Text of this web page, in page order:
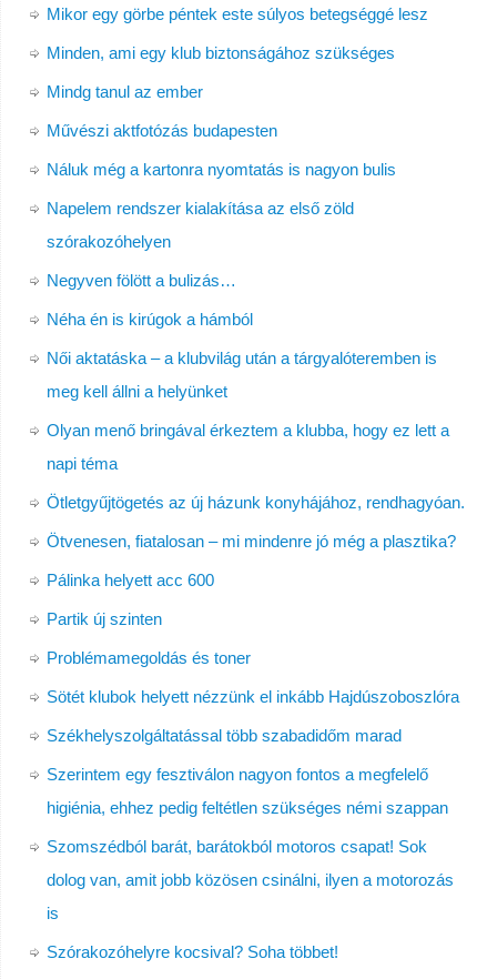
Mikor egy görbe péntek este súlyos betegséggé lesz
Minden, ami egy klub biztonságához szükséges
Mindg tanul az ember
Művészi aktfotózás budapesten
Náluk még a kartonra nyomtatás is nagyon bulis
Napelem rendszer kialakítása az első zöld
szórakozóhelyen
Negyven fölött a bulizás…
Néha én is kirúgok a hámból
Női aktatáska – a klubvilág után a tárgyalóteremben is
meg kell állni a helyünket
Olyan menő bringával érkeztem a klubba, hogy ez lett a
napi téma
Ötletgyűjtögetés az új házunk konyhájához, rendhagyóan.
Ötvenesen, fiatalosan – mi mindenre jó még a plasztika?
Pálinka helyett acc 600
Partik új szinten
Problémamegoldás és toner
Sötét klubok helyett nézzünk el inkább Hajdúszoboszlóra
Székhelyszolgáltatással több szabadidőm marad
Szerintem egy fesztiválon nagyon fontos a megfelelő
higiénia, ehhez pedig feltétlen szükséges némi szappan
Szomszédból barát, barátokból motoros csapat! Sok
dolog van, amit jobb közösen csinálni, ilyen a motorozás
is
Szórakozóhelyre kocsival? Soha többet!